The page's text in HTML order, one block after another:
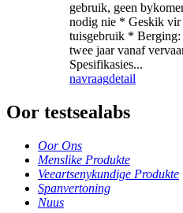
gebruik, geen
nodig nie * Geskik vir
tuisgebruik *
twee jaar vanaf
Spesifikasies...
navraagdetail
Oor testsealabs
Oor Ons
Menslike Produkte
Veeartsenykundige Produkte
Spanvertoning
Nuus